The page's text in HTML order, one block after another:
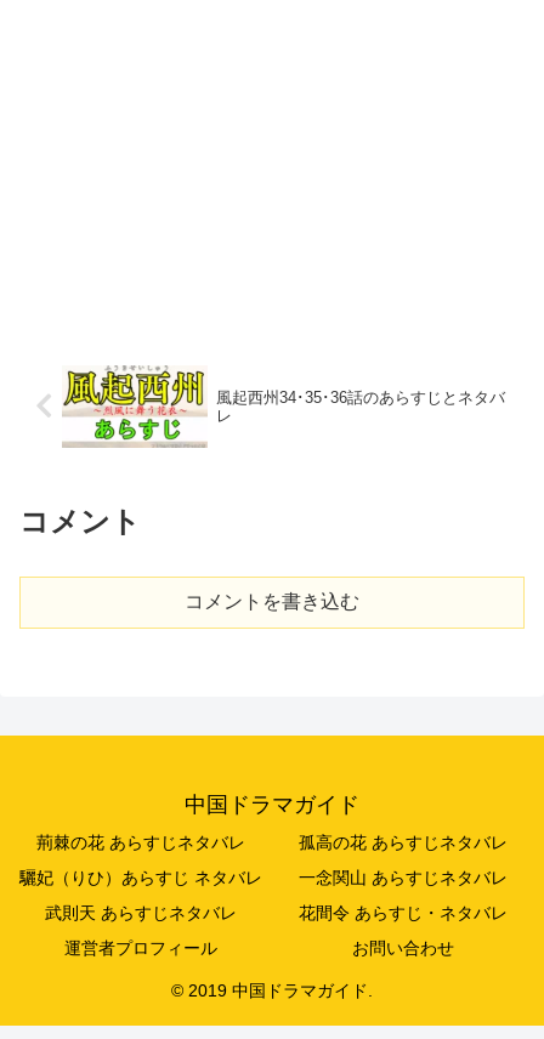
風起西州34･35･36話のあらすじとネタバ
レ
コメント
コメントを書き込む
中国ドラマガイド
荊棘の花 あらすじネタバレ
孤高の花 あらすじネタバレ
驪妃（りひ）あらすじ ネタバレ
一念関山 あらすじネタバレ
武則天 あらすじネタバレ
花間令 あらすじ・ネタバレ
運営者プロフィール
お問い合わせ
© 2019 中国ドラマガイド.